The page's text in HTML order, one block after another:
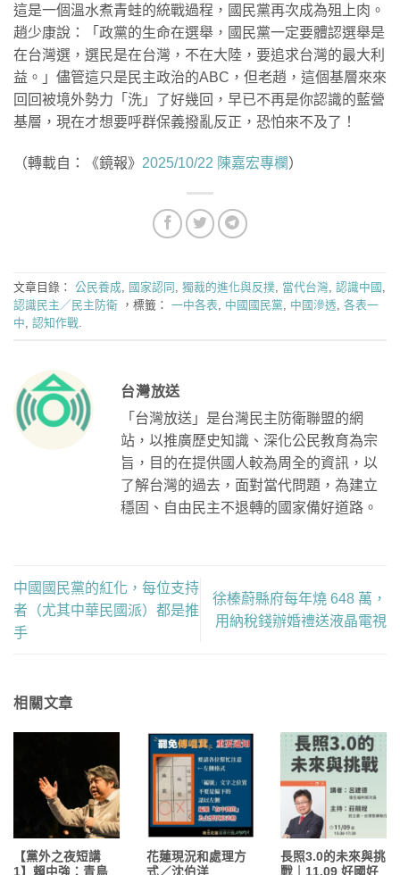
這是一個溫水煮青蛙的統戰過程，國民黨再次成為殂上肉。
趙少康說：「政黨的生命在選舉，國民黨一定要體認選舉是
在台灣選，選民是在台灣，不在大陸，要追求台灣的最大利
益。」儘管這只是民主政治的ABC，但老趙，這個基層來來
回回被境外勢力「洗」了好幾回，早已不再是你認識的藍營
基層，現在才想要呼群保義撥亂反正，恐怕來不及了！
（轉載自：《鏡報》 2025/10/22 陳嘉宏專欄）
文章目錄： 公民養成 國家認同 獨裁的進化與反撲 當代台灣 認識中國
認識民主／民主防衛 ，標籤： 一中各表 中國國民黨 中國滲透 各表一
中 認知作戰
台灣放送
「台灣放送」是台灣民主防衛聯盟的網
站，以推廣歷史知識、深化公民教育為宗
旨，目的在提供國人較為周全的資訊，以
了解台灣的過去，面對當代問題，為建立
穩固、自由民主不退轉的國家備好道路。
中國國民黨的紅化，每位支持
者（尤其中華民國派）都是推
手
徐榛蔚縣府每年燒 648 萬，
用納稅錢辦婚禮送液晶電視
相關文章
【黨外之夜短講
1】賴中強：青鳥
花蓮現況和處理方
式／沈伯洋
長照3.0的未來與挑
戰｜11.09 好國好